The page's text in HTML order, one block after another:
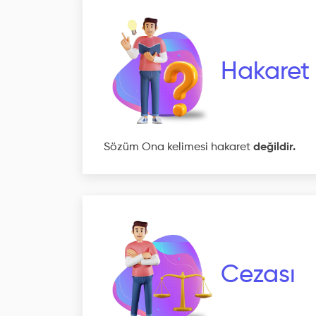
Hakaret
Sözüm Ona kelimesi hakaret değildir.
Cezası